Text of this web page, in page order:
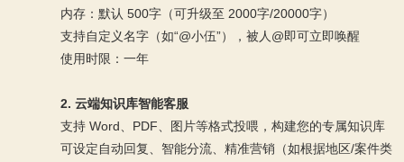
内存：默认 500字（可升级至 2000字/20000字）
支持自定义名字（如“@小伍”），被人@即可立即唤醒
使用时限：一年
2. 云端知识库智能客服
支持 Word、PDF、图片等格式投喂，构建您的专属知识库
可设定自动回复、智能分流、精准营销（如根据地区/案件类